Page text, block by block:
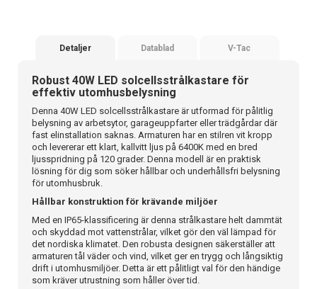
Detaljer Datablad V-Tac
Robust 40W LED solcellsstrålkastare för
effektiv utomhusbelysning
Denna 40W LED solcellsstrålkastare är utformad för pålitlig
belysning av arbetsytor, garageuppfarter eller trädgårdar där
fast elinstallation saknas. Armaturen har en stilren vit kropp
och levererar ett klart, kallvitt ljus på 6400K med en bred
ljusspridning på 120 grader. Denna modell är en praktisk
lösning för dig som söker hållbar och underhållsfri belysning
för utomhusbruk.
Hållbar konstruktion för krävande miljöer
Med en IP65-klassificering är denna strålkastare helt dammtät
och skyddad mot vattenstrålar, vilket gör den väl lämpad för
det nordiska klimatet. Den robusta designen säkerställer att
armaturen tål väder och vind, vilket ger en trygg och långsiktig
drift i utomhusmiljöer. Detta är ett pålitligt val för den händige
som kräver utrustning som håller över tid.